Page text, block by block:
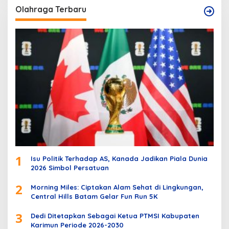
Olahraga Terbaru
1
Isu Politik Terhadap AS, Kanada Jadikan Piala Dunia
2026 Simbol Persatuan
2
Morning Miles: Ciptakan Alam Sehat di Lingkungan,
Central Hills Batam Gelar Fun Run 5K
3
Dedi Ditetapkan Sebagai Ketua PTMSI Kabupaten
Karimun Periode 2026-2030